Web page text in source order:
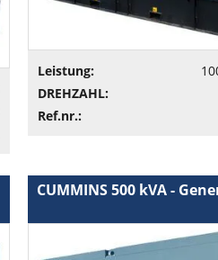
Leistung:
DREHZAHL:
Ref.nr.:
CUMMINS 500 kVA -